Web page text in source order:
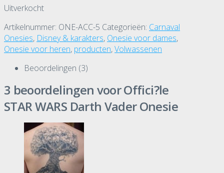
Uitverkocht
Artikelnummer: ONE-ACC-5 Categorieën: Carnaval
Onesies, Disney & karakters, Onesie voor dames,
Onesie voor heren, producten,Volwassenen
Beoordelingen (3)
3 beoordelingen voorOffici?le
STAR WARS Darth Vader Onesie